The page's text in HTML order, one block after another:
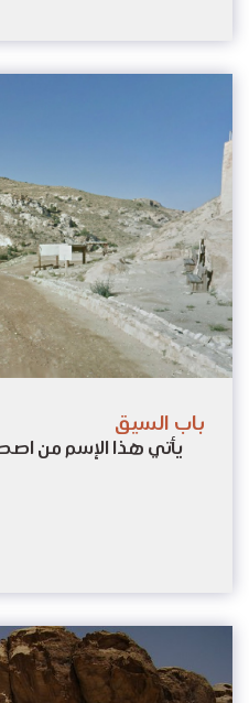
باب السيق
يأتي هذا الإسم من